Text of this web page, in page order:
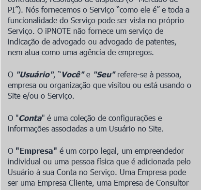
PI”). Nós fornecemos o Serviço “como ele é” e toda a
funcionalidade do Serviço pode ser vista no próprio
Serviço. O iPNOTE não fornece um serviço de
indicação de advogado ou advogado de patentes,
nem atua como uma agência de empregos.
O "Usuário", “Você"e "Seu"refere-se à pessoa,
empresa ou organização que visitou ou está usando o
Site e/ou o Serviço.
O "Conta" é uma coleção de configurações e
informações associadas a um Usuário no Site.
O "Empresa" é um corpo legal, um empreendedor
individual ou uma pessoa física que é adicionada pelo
Usuário à sua Conta no Serviço. Uma Empresa pode
ser uma Empresa Cliente, uma Empresa de Consultor